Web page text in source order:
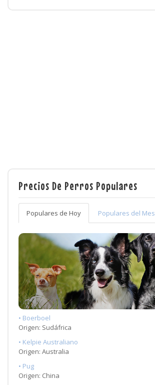
Precios De Perros Populares
Populares de Hoy Populares del Mes
• Boerboel
Origen: Sudáfrica
• Kelpie Australiano
Origen: Australia
• Pug
Origen: China